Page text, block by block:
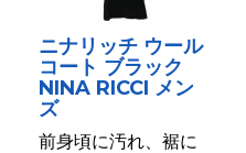
ニナリッチ ウール
コート ブラック
NINA RICCI メン
ズ
前身頃に汚れ、裾に